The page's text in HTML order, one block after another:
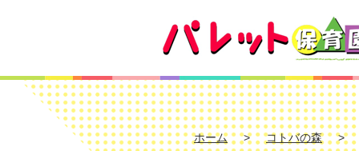
ホーム コトバの森